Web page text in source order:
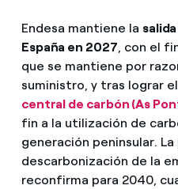
Endesa mantiene la
España en 2027, con el
que se mantiene por
suministro, y tras lograr el
central de carbón (As
fin a la utilización de
generación peninsular. La
descarbonización de la
reconfirma para 2040,